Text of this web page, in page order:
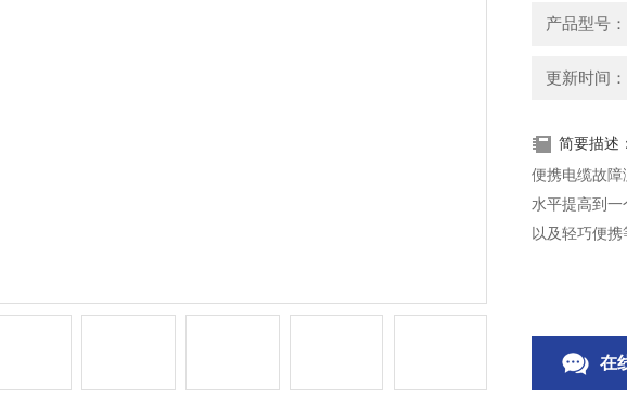
产品型号：
更新时间
简要描述：
便携电缆故
水平提高到
以及轻巧便携
在